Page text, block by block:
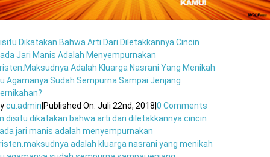
Dikatakan Bahwa Arti Dari Diletakkannya Cincin
Jari Manis Adalah Menyempurnakan
Adalah Kluarga Nasrani Yang Menikah
Agamanya Sudah Sempurna Sampai Jenjang
cu.admin Published On: Juli 22nd, 2018 |0 Comments
disitu dikatakan bahwa arti dari diletakkannya cincin
jari manis adalah menyempurnakan
adalah kluarga nasrani yang menikah